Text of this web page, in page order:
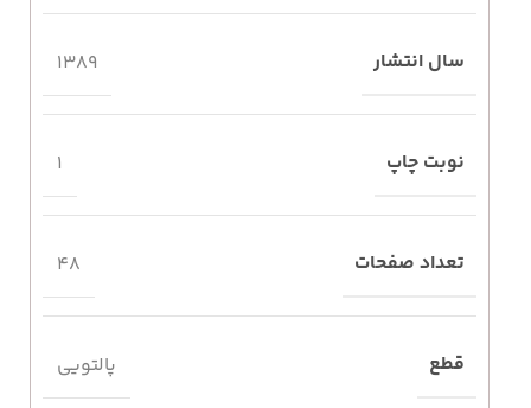
سال انتشار 1389
نوبت چاپ 1
تعداد صفحات 48
قطع پالتویی